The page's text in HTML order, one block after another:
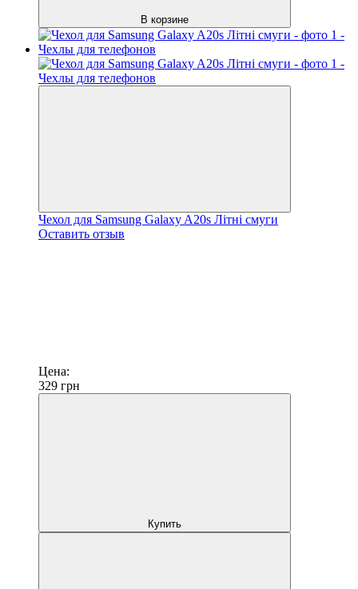
В корзине
Чехол для Samsung Galaxy A20s Літні смуги
Оставить отзыв
Цена:
329 грн
Купить